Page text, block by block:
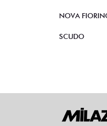
NOVA
SCUDO